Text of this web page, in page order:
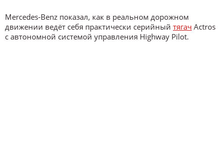
Mercedes-Benz показал, как в реальном дорожном
движении ведёт себя практически серийный тягач Actros
с автономной системой управления Highway Pilot.